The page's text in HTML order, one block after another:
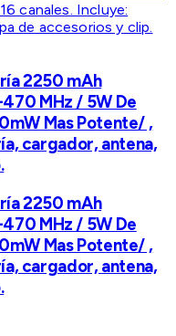
2250 mAh
MHz / 5W De
Mas Potente/ ,
cargador, antena,
2250 mAh
MHz / 5W De
Mas Potente/ ,
cargador, antena,